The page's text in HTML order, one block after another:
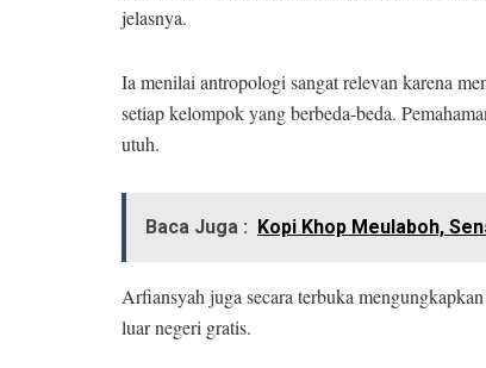
jelasnya.
Ia menilai antropologi sangat relevan karena
setiap kelompok yang berbeda-beda.
utuh.
Baca Juga : Kopi Khop Meulaboh,
Arfiansyah juga secara terbuka
luar negeri gratis.